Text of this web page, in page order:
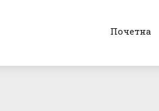
Почетна